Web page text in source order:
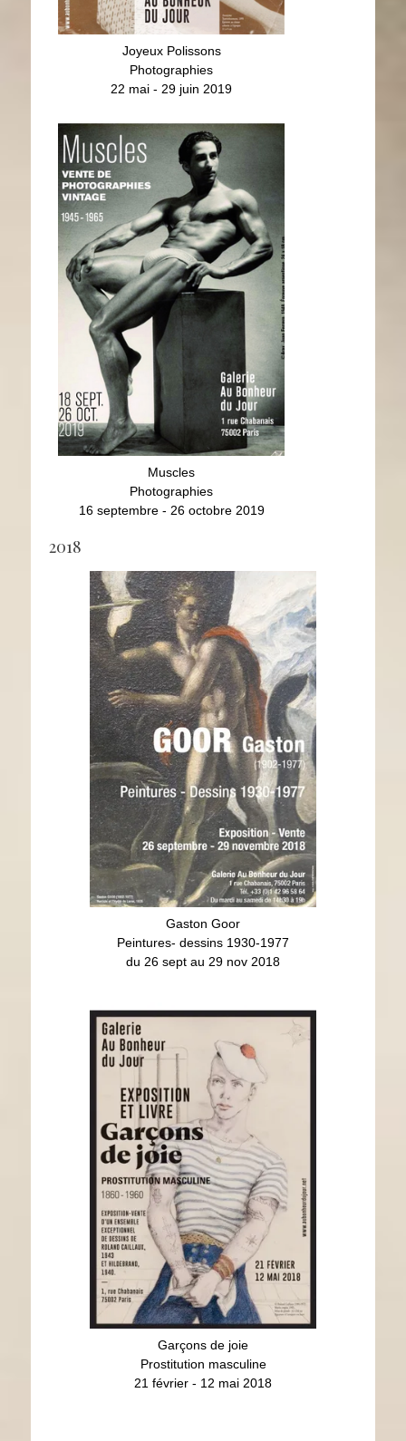
Joyeux Polissons
Photographies
22 mai - 29 juin 2019
Muscles
Photographies
16 septembre - 26 octobre 2019
Muscles
Photographies
16 septembre - 26 octobre 2019
2018
Gaston Goor
Peintures- dessins 1930-1977
du 26 sept au 29 nov 2018
Gaston Goor
Peintures- dessins 1930-1977
du 26 sept au 29 nov 2018
Garçons de joie
Prostitution masculine
21 février - 12 mai 2018
Garçons de joie
Prostitution masculine
21 février - 12 mai 2018